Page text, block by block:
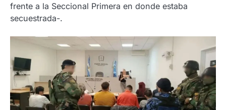
frente a la Seccional Primera en donde estaba
secuestrada-.